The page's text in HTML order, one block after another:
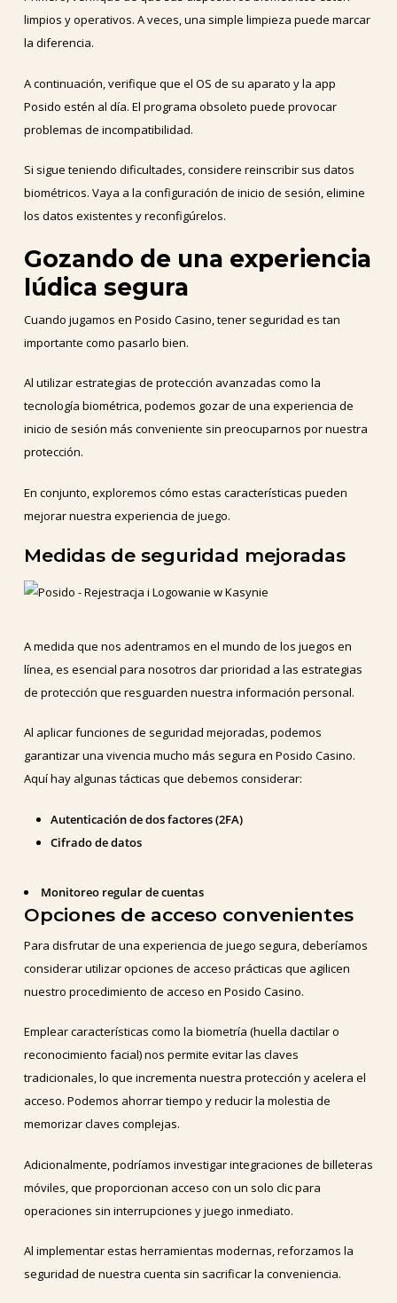
limpios y operativos. A veces, una simple limpieza puede marcar
la diferencia.
A continuación, verifique que el OS de su aparato y la app
Posido estén al día. El programa obsoleto puede provocar
problemas de incompatibilidad.
Si sigue teniendo dificultades, considere reinscribir sus datos
biométricos. Vaya a la configuración de inicio de sesión, elimine
los datos existentes y reconfigúrelos.
Gozando de una experiencia
lúdica segura
Cuando jugamos en Posido Casino, tener seguridad es tan
importante como pasarlo bien.
Al utilizar estrategias de protección avanzadas como la
tecnología biométrica, podemos gozar de una experiencia de
inicio de sesión más conveniente sin preocuparnos por nuestra
protección.
En conjunto, exploremos cómo estas características pueden
mejorar nuestra experiencia de juego.
Medidas de seguridad mejoradas
A medida que nos adentramos en el mundo de los juegos en
línea, es esencial para nosotros dar prioridad a las estrategias
de protección que resguarden nuestra información personal.
Al aplicar funciones de seguridad mejoradas, podemos
garantizar una vivencia mucho más segura en Posido Casino.
Aquí hay algunas tácticas que debemos considerar:
Autenticación de dos factores (2FA)
Cifrado de datos
Monitoreo regular de cuentas
Opciones de acceso convenientes
Para disfrutar de una experiencia de juego segura, deberíamos
considerar utilizar opciones de acceso prácticas que agilicen
nuestro procedimiento de acceso en Posido Casino.
Emplear características como la biometría (huella dactilar o
reconocimiento facial) nos permite evitar las claves
tradicionales, lo que incrementa nuestra protección y acelera el
acceso. Podemos ahorrar tiempo y reducir la molestia de
memorizar claves complejas.
Adicionalmente, podríamos investigar integraciones de billeteras
móviles, que proporcionan acceso con un solo clic para
operaciones sin interrupciones y juego inmediato.
Al implementar estas herramientas modernas, reforzamos la
seguridad de nuestra cuenta sin sacrificar la conveniencia.